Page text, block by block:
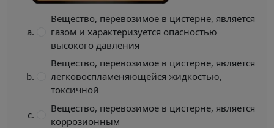
Вещество, перевозимое в цистерне, является
газом и характеризуется опасностью
высокого давления
Вещество, перевозимое в цистерне, является
легковоспламеняющейся жидкостью,
токсичной
Вещество, перевозимое в цистерне, является
коррозионным